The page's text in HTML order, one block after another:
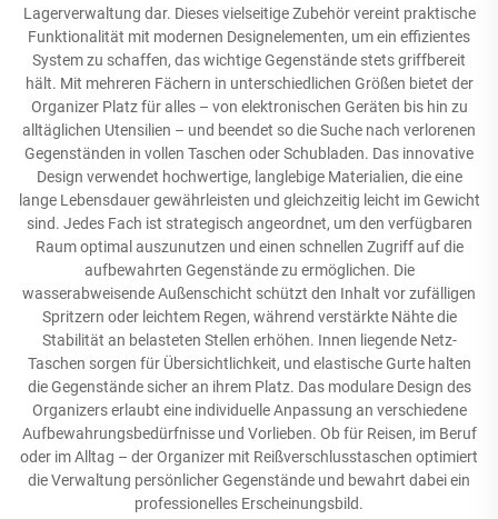
Lagerverwaltung dar. Dieses vielseitige Zubehör vereint praktische
Funktionalität mit modernen Designelementen, um ein effizientes
System zu schaffen, das wichtige Gegenstände stets griffbereit
hält. Mit mehreren Fächern in unterschiedlichen Größen bietet der
Organizer Platz für alles – von elektronischen Geräten bis hin zu
alltäglichen Utensilien – und beendet so die Suche nach verlorenen
Gegenständen in vollen Taschen oder Schubladen. Das innovative
Design verwendet hochwertige, langlebige Materialien, die eine
lange Lebensdauer gewährleisten und gleichzeitig leicht im Gewicht
sind. Jedes Fach ist strategisch angeordnet, um den verfügbaren
Raum optimal auszunutzen und einen schnellen Zugriff auf die
aufbewahrten Gegenstände zu ermöglichen. Die
wasserabweisende Außenschicht schützt den Inhalt vor zufälligen
Spritzern oder leichtem Regen, während verstärkte Nähte die
Stabilität an belasteten Stellen erhöhen. Innen liegende Netz-
Taschen sorgen für Übersichtlichkeit, und elastische Gurte halten
die Gegenstände sicher an ihrem Platz. Das modulare Design des
Organizers erlaubt eine individuelle Anpassung an verschiedene
Aufbewahrungsbedürfnisse und Vorlieben. Ob für Reisen, im Beruf
oder im Alltag – der Organizer mit Reißverschlusstaschen optimiert
die Verwaltung persönlicher Gegenstände und bewahrt dabei ein
professionelles Erscheinungsbild.